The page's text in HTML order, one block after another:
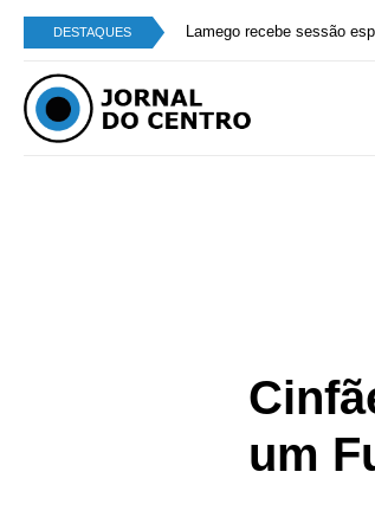
DESTAQUES Lamego recebe sessão
um